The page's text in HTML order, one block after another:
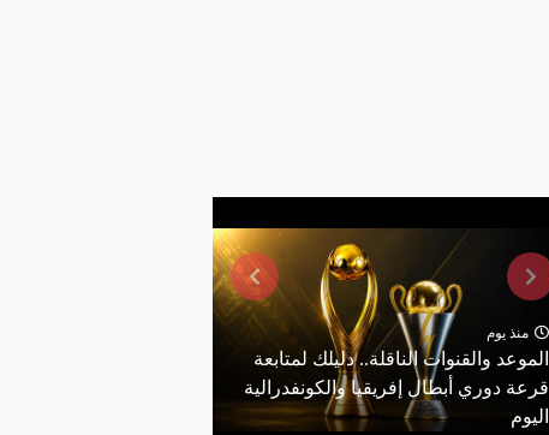
منذ يوم
الموعد والقنوات الناقلة.. دليلك لمتابعة
قرعة دوري أبطال إفريقيا والكونفدرالية
اليوم